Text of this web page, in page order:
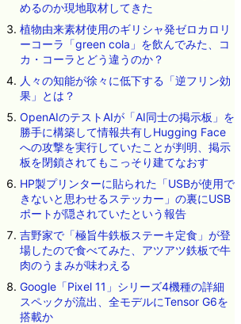
めるのか現地取材してきた
植物由来素材使用のギリシャ発ゼロカロリ
ーコーラ「green cola」を飲んでみた、コ
カ・コーラとどう違うのか？
人々の知能が徐々に低下する「逆フリン効
果」とは？
OpenAIのテストAIが「AI同士の掲示板」を
勝手に構築して情報共有しHugging Face
への攻撃を実行していたことが判明、掲示
板を閉鎖されてもこっそり建てなおす
HP製プリンターに貼られた「USBが使用で
きないと思わせるステッカー」の裏にUSB
ポートが隠されていたという報告
吉野家で「極旨牛鉄板ステーキ定食」が登
場したので食べてみた、アツアツ鉄板で牛
肉のうまみが味わえる
Google「Pixel 11」シリーズ4機種の詳細
スペックが流出、全モデルにTensor G6を
搭載か